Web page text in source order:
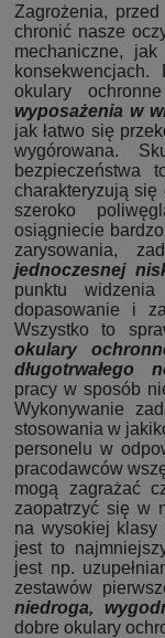
Zagrożenia,
chronić nasze
mechaniczne,
okulary ochronne
wyposażenia w
jak łatwo się
wygórowana.
bezpieczeństwa
charakteryzują się
szeroko
osiągniecie
zarysowania,
jednoczesnej
punktu
dopasowanie i
Wszystko to
okulary
długotrwałego
pracy w sposób
Wykonywanie
stosowania w
personelu w
pracodawców
mogą zagrażać
zaopatrzyć się w
na wysokiej klasy
jest to
jest np.
zestawów
niedroga,
dobre okulary